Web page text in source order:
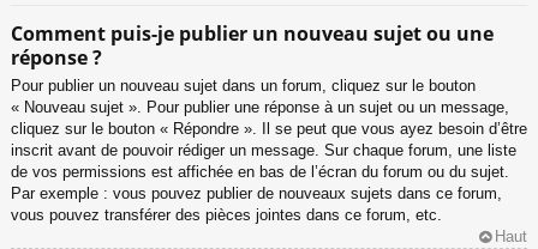
Comment puis-je publier un nouveau sujet ou une
réponse ?
Pour publier un nouveau sujet dans un forum, cliquez sur le bouton
« Nouveau sujet ». Pour publier une réponse à un sujet ou un message,
cliquez sur le bouton « Répondre ». Il se peut que vous ayez besoin d’être
inscrit avant de pouvoir rédiger un message. Sur chaque forum, une liste
de vos permissions est affichée en bas de l’écran du forum ou du sujet.
Par exemple : vous pouvez publier de nouveaux sujets dans ce forum,
vous pouvez transférer des pièces jointes dans ce forum, etc.
Haut